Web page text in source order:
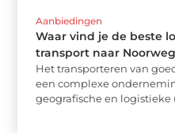
Aanbiedingen
Waar vind je de beste
transport naar
Het transporteren van
een complexe
geografische en